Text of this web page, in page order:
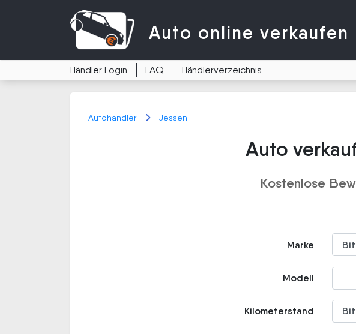
Auto online verkaufen
Händler Login FAQ Händlerverzeichnis
Autohändler Jessen
Auto
Kostenlose
Marke
Modell
Kilometerstand